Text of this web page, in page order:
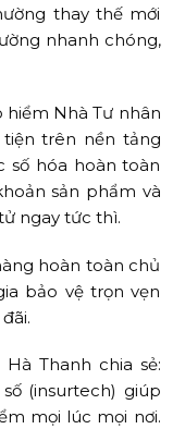
thay thế mới
nhanh chóng,
Nhà Tư nhân
trên nền tảng
số hóa hoàn toàn
sản phẩm và
ngay tức thì.
hoàn toàn chủ
bảo vệ trọn vẹn
Thanh chia sẻ:
(insurtech) giúp
mọi lúc mọi nơi.